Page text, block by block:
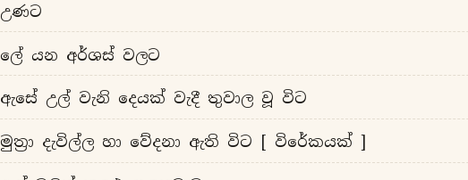
උණට
ලේ යන අර්ශස් වලට
ඇසේ උල් වැනි දෙයක් වැදී තුවාල වූ විට
මුත්‍රා දැවිල්ල හා වේදනා ඇති විට [ විරේකයක් ]